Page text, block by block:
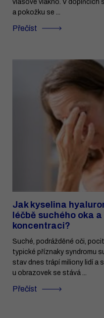
vlasové vlákno. V doplňcích
a pokožku se ...
Přečíst
Jak kyselina
léčbě suchého oka
koncentraci?
Suché, podrážděné oči,
typické příznaky syndromu
stav dnes trápí miliony lidí a
u obrazovek se stává ...
Přečíst